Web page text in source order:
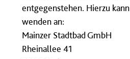
entgegenstehen. Hierzu
wenden an:
Mainzer Stadtbad GmbH
Rheinallee 41